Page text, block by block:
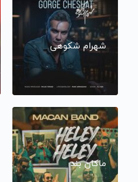
شهرام شکوهی
ماکان بند